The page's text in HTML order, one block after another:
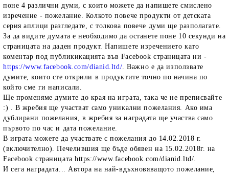
поне 4 различни думи, с които можете да напишете смислено
изречение - пожелание. Колкото повече продукти от детската
серия аплици разгледате, с толкова повече думи ще разполагате.
За да видите думата е необходимо да останете поне 10 секунди на
страницата на даден продукт. Напишете изречението като
коментар под публикикацията във Facebook страницата ни -
https://www.facebook.com/dianid.ltd/. Важно е да използвате
думите, които сте открили в продуктите точно по начина по
който сме ги написали.
Ще променяме думите до края на играта, така че не преписвайте
:) . В жребия ще участват само уникални пожелания. Ако има
дублирани пожелания, в жребия за наградата ще участва само
първото по час и дата пожелание.
В играта можете да участвате с пожелания до 14.02.2018 г.
(включително). Печелившия ще бъде обявен на 15.02.2018г. на
Facebook страницата https://www.facebook.com/dianid.ltd/.
И сега наградата... Автора на най-вдъхновяващото пожелание,